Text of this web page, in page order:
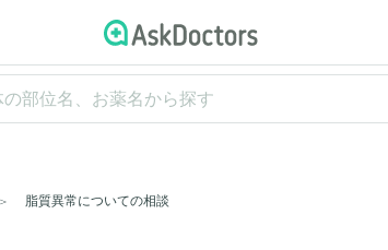
脂質異常についての相談